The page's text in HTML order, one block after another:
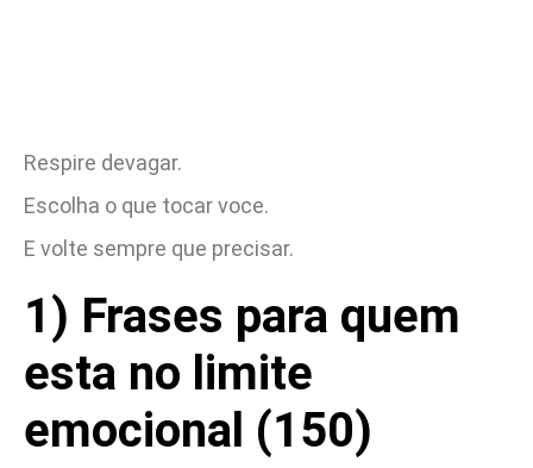
Respire devagar.
Escolha o que tocar voce.
E volte sempre que precisar.
1) Frases para quem
esta no limite
emocional (150)